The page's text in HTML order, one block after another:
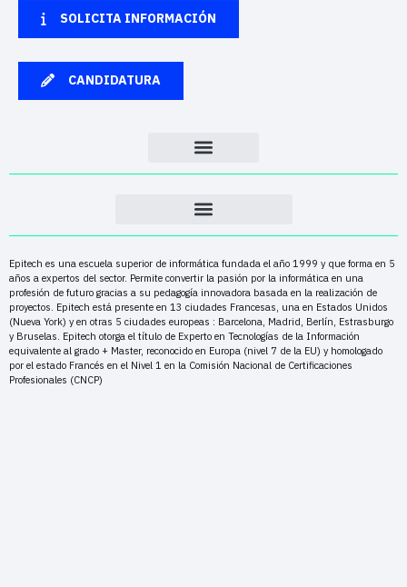
SOLICITA INFORMACIÓN
CANDIDATURA
Epitech es una escuela superior de informática fundada el año 1999 y que forma en 5
años a expertos del sector. Permite convertir la pasión por la informática en una
profesión de futuro gracias a su pedagogía innovadora basada en la realización de
proyectos. Epitech está presente en 13 ciudades Francesas, una en Estados Unidos
(Nueva York) y en otras 5 ciudades europeas : Barcelona, Madrid, Berlín, Estrasburgo
y Bruselas. Epitech otorga el título de Experto en Tecnologías de la Información
equivalente al grado + Master, reconocido en Europa (nivel 7 de la EU) y homologado
por el estado Francés en el Nivel 1 en la Comisión Nacional de Certificaciones
Profesionales (CNCP)